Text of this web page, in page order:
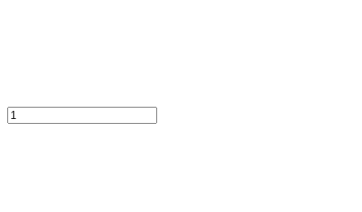
Количество
товара